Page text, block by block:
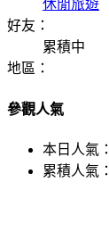
休閒旅遊
好友：
累積中
地區：
參觀人氣
本日人氣：
累積人氣：